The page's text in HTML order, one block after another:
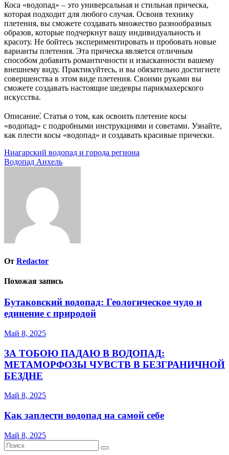
Коса «водопад» – это универсальная и стильная прическа,
которая подходит для любого случая. Освоив технику
плетения, вы сможете создавать множество разнообразных
образов, которые подчеркнут вашу индивидуальность и
красоту. Не бойтесь экспериментировать и пробовать новые
варианты плетения. Эта прическа является отличным
способом добавить романтичности и изысканности вашему
внешнему виду. Практикуйтесь, и вы обязательно достигнете
совершенства в этом виде плетения. Своими руками вы
сможете создавать настоящие шедевры парикмахерского
искусства.
Описание⁚ Статья о том, как освоить плетение косы
«водопад» с подробными инструкциями и советами. Узнайте,
как плести косы «водопад» и создавать красивые прически.
Навигация
по
Ниагарский водопад и города региона
Водопад Анхель
От Redactor
Похожая запись
Бутаковский водопад: Геологическое чудо и
единение с природой
Май 8, 2025
ЗА ТОБОЮ ПАДАЮ В ВОДОПАД:
МЕТАМОРФОЗЫ ЧУВСТВ В БЕЗГРАНИЧНОЙ
БЕЗДНЕ
Май 8, 2025
Как заплести водопад на самой себе
Май 8, 2025